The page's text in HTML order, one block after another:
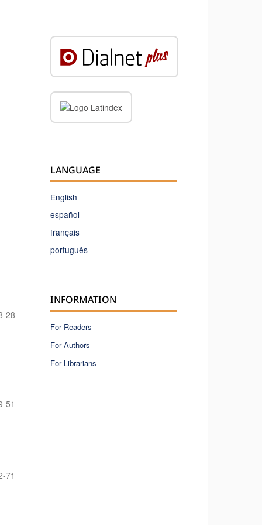
28
51
71
LANGUAGE
English
español
français
português
INFORMATION
For Readers
For Authors
For Librarians